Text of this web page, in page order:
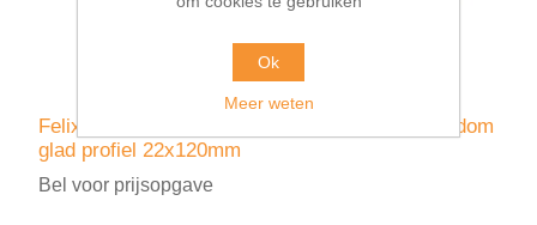
FelixWood robinia terrasplank gevingerlast rondom
glad profiel 22x120mm
Bel voor prijsopgave
Ok
Meer weten